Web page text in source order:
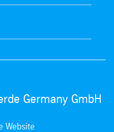
Germany GmbH
Website